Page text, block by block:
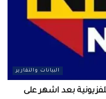
البيانات والتقارير
بعد اشهر على